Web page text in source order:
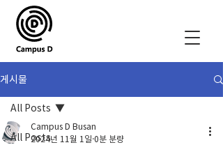
게시물
All Posts
All Posts
Campus D Busan
2024년 11월 1일 0분 분량